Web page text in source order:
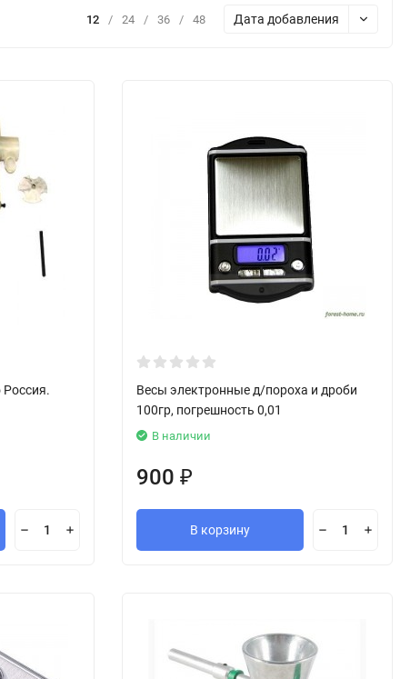
12 / 24 / 36 / 48 Дата добавления
Весы электронные д/пороха и дроби
100гр, погрешность 0,01
В наличии
900 ₽
В корзину